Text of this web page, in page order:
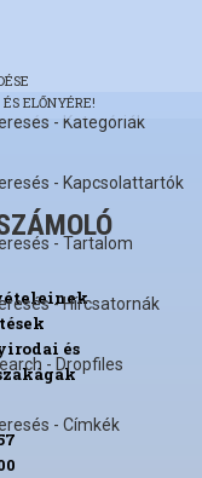
- Kategóriák
- Kapcsolattartók
- Tartalom
- Hírcsatornák
- Dropfiles
- Címkék
ELŐNYÉRE!
és